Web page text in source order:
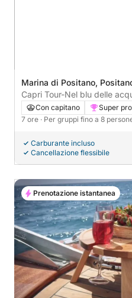
Marina di Positano,
Capri Tour-Nel blu delle
scoperte di grotte nascoste
Con capitano Super
7 ore · Per gruppi fino a 8
Carburante incluso
Cancellazione flessibile
Prenotazione istantanea